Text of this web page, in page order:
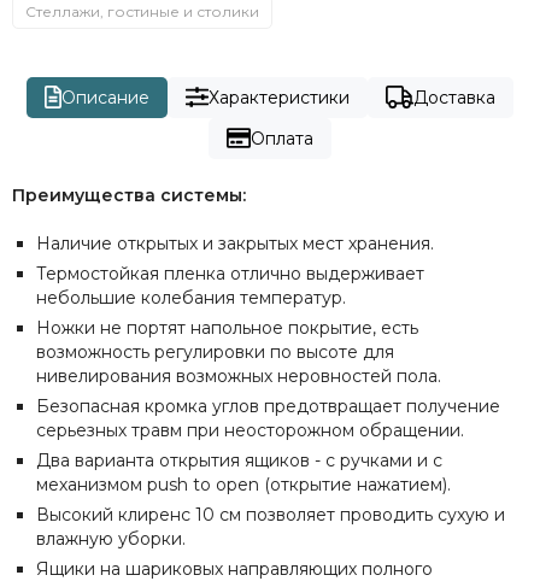
Стеллажи, гостиные и столики
Описание Характеристики
Доставка
Оплата
Преимущества системы:
Наличие открытых и закрытых мест хранения.
Термостойкая пленка отлично выдерживает
небольшие колебания температур.
Ножки не портят напольное покрытие, есть
возможность регулировки по высоте для
нивелирования возможных неровностей пола.
Безопасная кромка углов предотвращает получение
серьезных травм при неосторожном обращении.
Два варианта открытия ящиков - с ручками и с
механизмом push to open (открытие нажатием).
Высокий клиренс 10 см позволяет проводить сухую и
влажную уборки.
Ящики на шариковых направляющих полного